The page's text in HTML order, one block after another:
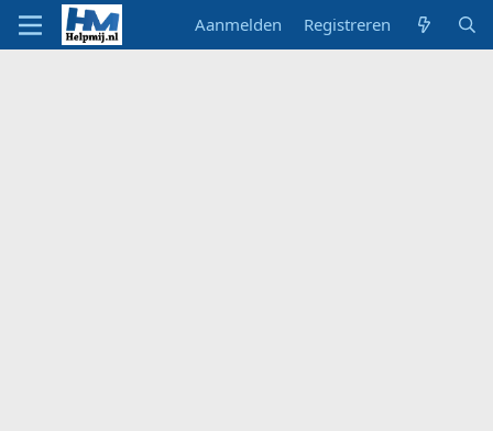
Aanmelden Registreren